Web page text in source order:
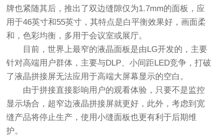
牌也紧随其后，推出了双边缝隙仅为1.7mm的面板，应
用于46英寸和55英寸，其特点是白平衡效果好，画面柔
和，色彩均衡，多用于会议室或展厅。
目前，世界上最窄的液晶面板是由LG开发的，主要
针对高端用户群体，主要与DLP、小间距LED竞争，打破
了液晶拼接屏无法应用于高端大屏幕显示的空白。
由于拼接直接影响用户的观看体验，只要不是监控
显示场合，超窄边液晶拼接屏就更好，此外，考虑到宽
缝产品将停止生产，使用小缝面板也更有利于后期维
护。